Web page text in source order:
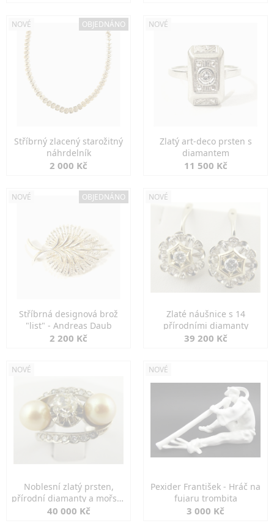
NOVÉ OBJEDNÁNO
Stříbrný zlacený starožitný
náhrdelník
2 000 Kč
NOVÉ
Zlatý art-deco prsten s
diamantem
11 500 Kč
NOVÉ OBJEDNÁNO
Stříbrná designová brož
"list" - Andreas Daub
2 200 Kč
NOVÉ
Zlaté náušnice s 14
přírodními diamanty
39 200 Kč
NOVÉ
Noblesní zlatý prsten,
přírodní diamanty a mořské
perly
40 000 Kč
NOVÉ
Pexider František - Hráč na
fujaru trombita
3 000 Kč